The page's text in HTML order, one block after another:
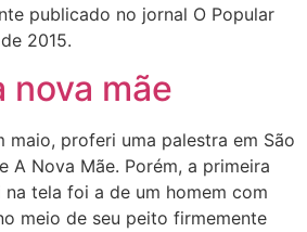
publicado no jornal O Popular
2015.
nova mãe
maio, proferi uma palestra em São
A Nova Mãe. Porém, a primeira
tela foi a de um homem com
meio de seu peito firmemente